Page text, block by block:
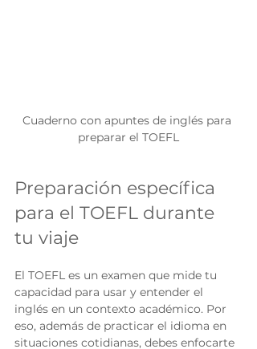
Cuaderno con apuntes de inglés para
preparar el TOEFL
Preparación específica
para el TOEFL durante
tu viaje
El TOEFL es un examen que mide tu
capacidad para usar y entender el
inglés en un contexto académico. Por
eso, además de practicar el idioma en
situaciones cotidianas, debes enfocarte